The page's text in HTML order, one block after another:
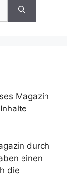
Magazin
durch
einen
die